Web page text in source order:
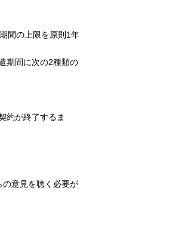
間の上限を原則1年
期間に次の2種類の
約が終了するま
意見を聴く必要が